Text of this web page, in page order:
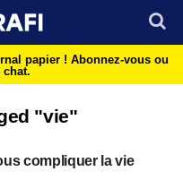
papier ! Abonnez-vous ou
chat.
"vie"
compliquer la vie